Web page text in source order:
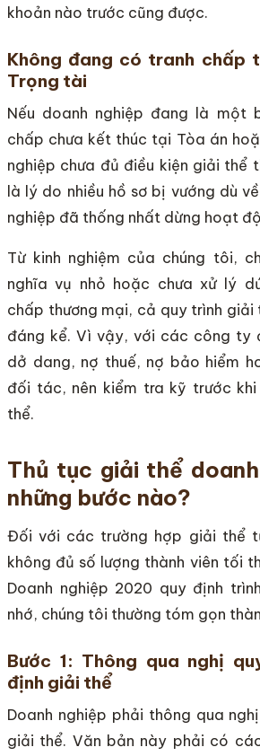
khoản nào trước cũng được.
Không đang có tranh chấp
Trọng tài
Nếu doanh nghiệp đang là một
chấp chưa kết thúc tại Tòa án
nghiệp chưa đủ điều kiện giải thể
là lý do nhiều hồ sơ bị vướng dù
nghiệp đã thống nhất dừng hoạt
Từ kinh nghiệm của chúng tôi,
nghĩa vụ nhỏ hoặc chưa xử lý
chấp thương mại, cả quy trình
đáng kể. Vì vậy, với các công ty
dở dang, nợ thuế, nợ bảo hiểm
đối tác, nên kiểm tra kỹ trước
thể.
Thủ tục giải thể
những bước nào?
Đối với các trường hợp giải thể
không đủ số lượng thành viên tối
Doanh nghiệp 2020 quy định
nhớ, chúng tôi thường tóm gọn
Bước 1: Thông qua nghị
định giải thể
Doanh nghiệp phải thông qua
giải thể. Văn bản này phải có